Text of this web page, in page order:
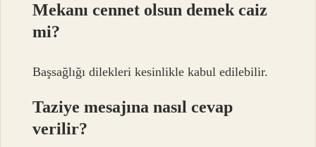
Mekanı cennet olsun demek caiz
mi?
Başsağlığı dilekleri kesinlikle kabul edilebilir.
Taziye mesajına nasıl cevap
verilir?